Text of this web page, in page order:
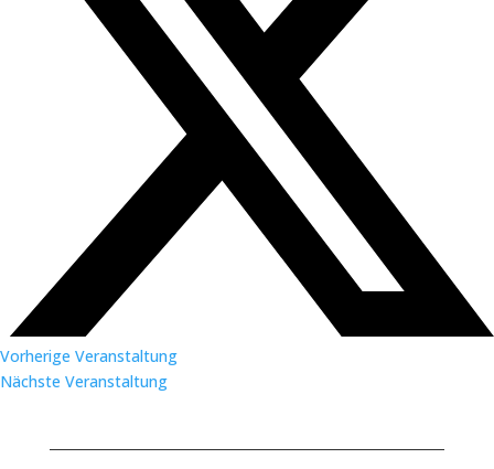
Vorherige Veranstaltung
Nächste Veranstaltung